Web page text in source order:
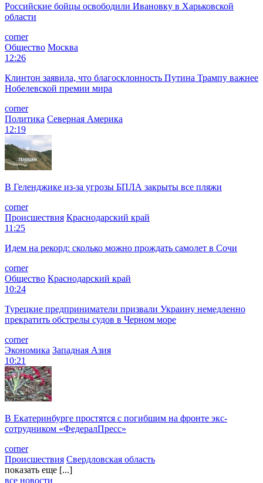
Российские бойцы освободили Ивановку в Харьковской
области
corner
Общество Москва
12:26
Клинтон заявила, что благосклонность Путина Трампу важнее
Нобелевской премии мира
corner
Политика Северная Америка
12:19
В Геленджике из-за угрозы БПЛА закрыты все пляжи
corner
Происшествия Краснодарский край
11:25
Идем на рекорд: сколько можно прождать самолет в Сочи
corner
Общество Краснодарский край
10:24
Турецкие предприниматели призвали Украину немедленно
прекратить обстрелы судов в Черном море
corner
Экономика Западная Азия
10:21
В Екатеринбурге простятся с погибшим на фронте экс-
сотрудником «ФедералПресс»
corner
Происшествия Свердловская область
показать еще [...]
все новости